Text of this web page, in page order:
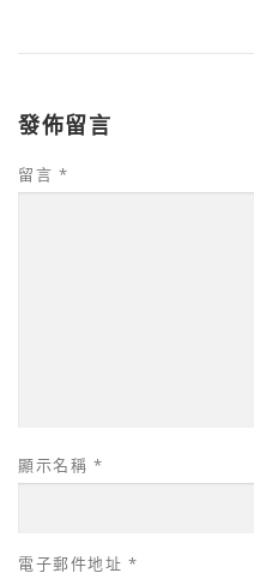
發佈留言
留言 *
顯示名稱 *
電子郵件地址 *